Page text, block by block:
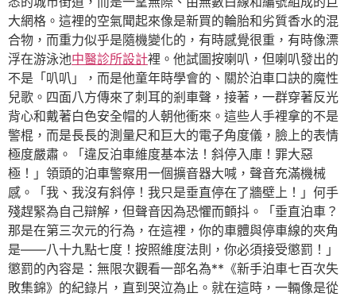
大網格。這裡的空氣聞起來像是新買的輪胎和劣質香水的混
合物，而重力似乎是隨機變化的，有時感覺很重，有時像漂
浮在游泳池中醫診所設計裡。他試圖按喇叭，但喇叭發出的
不是「叭叭」，而是他童年時學會的、關於泊車口訣的魔性
兒歌。四面八方傳來了刺耳的剎車聲，接著，一群穿著反光
背心和戴著白色安全帽的人朝他衝來。這些人手裡拿的不是
警棍，而是長長的測量尺和巨大的電子角度儀，臉上的表情
極度嚴肅。「違反泊車維度基本法！斜停入庫！罪大惡
極！」領頭的泊車警察用一個擴音器大喊，聲音充滿機械
感。「我、我沒有斜停！我只是垂直停在了牆壁上！」何手
殘趕緊為自己辯解，但聲音因為恐懼而顫抖。「垂直泊車？
那是在第三次元的行為，在這裡，你的車體與停車線的夾角
是——八十九點七度！按照維度法則，你必須接受懲罰！」
懲罰的內容是：無限次觀看一部名為**《新手泊車七百次失
敗集錦》的紀錄片，直到哭泣為止。就在這時，一輛像是從